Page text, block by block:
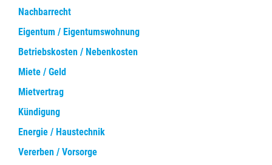
Nachbarrecht
Eigentum / Eigentumswohnung
Betriebskosten / Nebenkosten
Miete / Geld
Mietvertrag
Kündigung
Energie / Haustechnik
Vererben / Vorsorge